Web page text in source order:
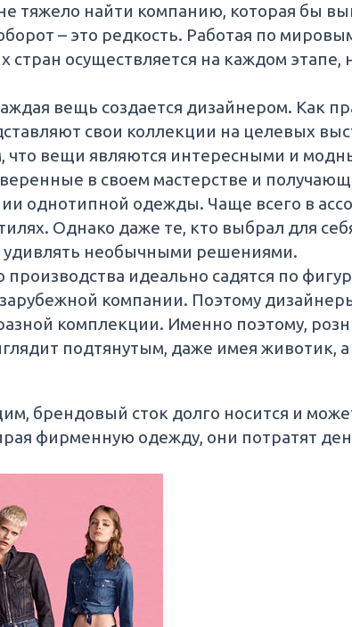
тяжело найти компанию, которая бы
– это редкость. Работая по
осуществляется на каждом этапе,
вещь создается дизайнером. Как
свои коллекции на целевых
что вещи являются интересными и
в своем мастерстве и
однотипной одежды. Чаще всего в
Однако даже те, кто выбрал для
удивлять необычными решениями.
идеально садятся по
компании. Поэтому
комплекции. Именно поэтому,
подтянутым, даже имея животик,
брендовый сток долго носится и
фирменную одежду, они потратят